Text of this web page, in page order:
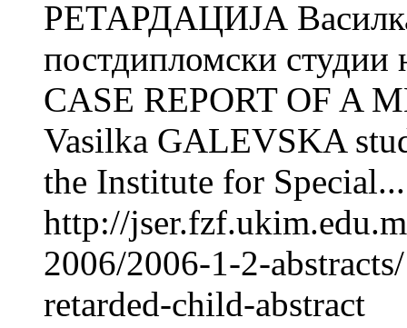
РЕТАРДАЦИЈА
постдипломски студии
CASE REPORT OF A
Vasilka GALEVSKA
the Institute for Special...
http://
2006/2006-1-2-
retarded-child-abstract